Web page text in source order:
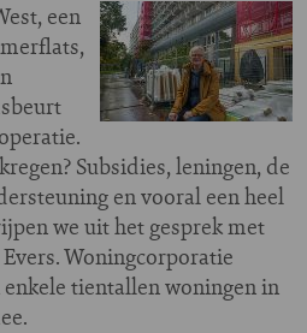
een
Subsidies, leningen, de
en vooral een heel
we uit het gesprek met
Woningcorporatie
tientallen woningen in